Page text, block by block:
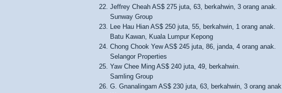
Jeffrey Cheah AS$ 275 juta, 63, berkahwin, 3 orang anak.
Sunway Group
Lee Hau Hian AS$ 250 juta, 55, berkahwin, 1 orang anak.
Batu Kawan, Kuala Lumpur Kepong
Chong Chook Yew AS$ 245 juta, 86, janda, 4 orang anak.
Selangor Properties
Yaw Chee Ming AS$ 240 juta, 49, berkahwin.
Samling Group
G. Gnanalingam AS$ 230 juta, 63, berkahwin, 3 orang